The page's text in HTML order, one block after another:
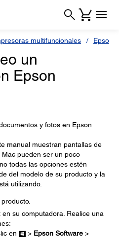
multifuncionales Epson L
un
Epson
y fotos en Epson
manual muestran pantallas de
pueden ser un poco
todas las opciones estén
del modelo de su producto y la
utilizando.
su computadora. Realice una
en > Epson Software >